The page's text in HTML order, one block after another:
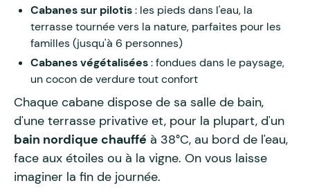
Cabanes sur pilotis: les pieds dans l'eau, la
terrasse tournée vers la nature, parfaites pour les
familles (jusqu'à 6 personnes)
Cabanes végétalisées: fondues dans le paysage,
un cocon de verdure tout confort
Chaque cabane dispose de sa salle de bain,
d'une terrasse privative et, pour la plupart, d'un
bain nordique chauffé à 38°C, au bord de l'eau,
face aux étoiles ou à la vigne. On vous laisse
imaginer la fin de journée.